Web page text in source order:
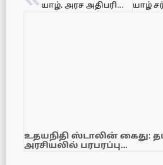
யாழ். அரச அதிபரின் கோரிக்கையை நிராகரித்த கஜேந்திரகுமார் எம்.பி
உதயநிதி ஸ்டாலின் கைது:
அரசியலில் பரபரப்பு…